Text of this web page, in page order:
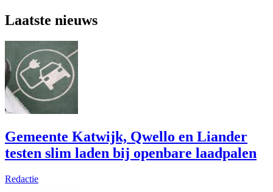
Laatste nieuws
Gemeente Katwijk, Qwello en Liander
testen slim laden bij openbare laadpalen
Redactie